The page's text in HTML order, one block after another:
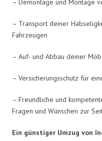
– Demontage und Montage
– Transport deiner
Fahrzeugen
– Auf- und Abbau deiner
– Versicherungsschutz für
– Freundliche und
Fragen und Wünschen zur
Ein günstiger Umzug von